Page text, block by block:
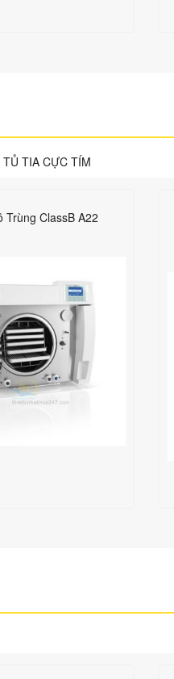
TỦ TIA CỰC TÍM
Trùng ClassB A22